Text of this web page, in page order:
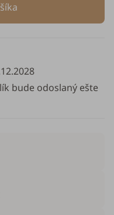
bude odoslaný ešte